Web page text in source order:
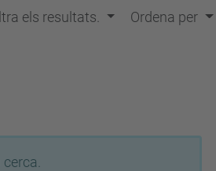
els resultats. Ordena per